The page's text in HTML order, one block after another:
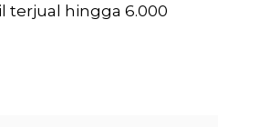
terjual hingga 6.000